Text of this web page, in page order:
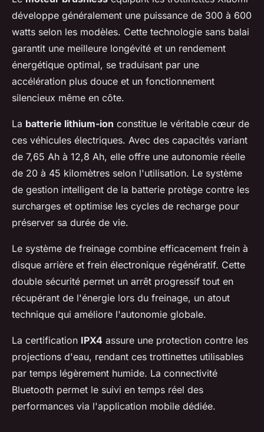
développe généralement une puissance de 300 à 600
watts selon les modèles. Cette technologie sans balai
garantit une meilleure longévité et un rendement
énergétique optimal, se traduisant par une
accélération plus douce et un fonctionnement
silencieux même en côte.
La batterie lithium-ion constitue le véritable cœur de
ces véhicules électriques. Avec des capacités variant
de 7,65 Ah à 12,8 Ah, elle offre une autonomie réelle
de 20 à 45 kilomètres selon l'utilisation. Le système
de gestion intelligent de la batterie protège contre les
surcharges et optimise les cycles de recharge pour
préserver sa durée de vie.
Le système de freinage combine efficacement frein à
disque arrière et frein électronique régénératif. Cette
double sécurité permet un arrêt progressif tout en
récupérant de l'énergie lors du freinage, un atout
technique qui améliore l'autonomie globale.
La certification IPX4 assure une protection contre les
projections d'eau, rendant ces trottinettes utilisables
par temps légèrement humide. La connectivité
Bluetooth permet le suivi en temps réel des
performances via l'application mobile dédiée.